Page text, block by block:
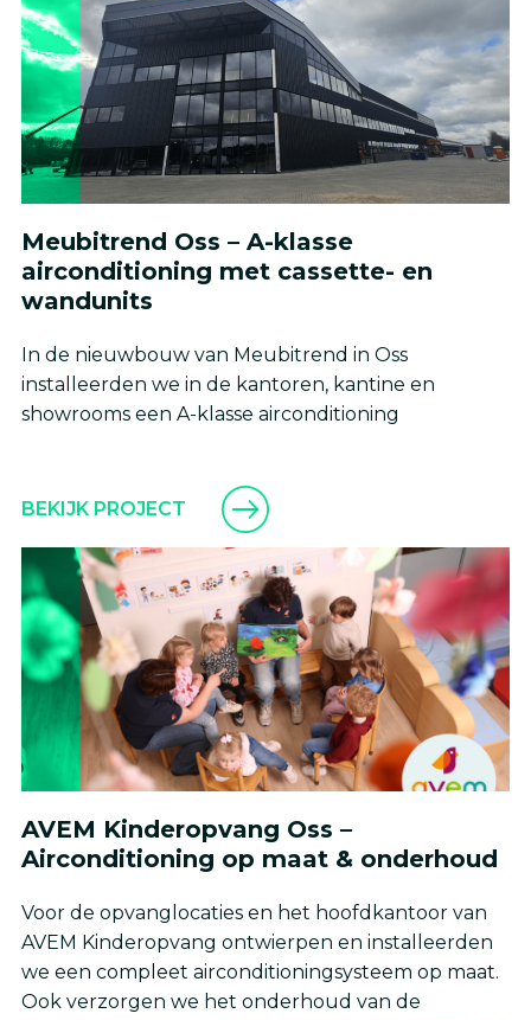
Meubitrend Oss – A-klasse
airconditioning met cassette- en
wandunits
In de nieuwbouw van Meubitrend in Oss
installeerden we in de kantoren, kantine en
showrooms een A-klasse airconditioning
BEKIJK PROJECT
AVEM Kinderopvang Oss –
Airconditioning op maat & onderhoud
Voor de opvanglocaties en het hoofdkantoor van
AVEM Kinderopvang ontwierpen en installeerden
we een compleet airconditioningsysteem op maat.
Ook verzorgen we het onderhoud van de